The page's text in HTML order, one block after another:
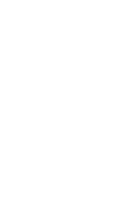
馬達，燈具，水龍頭